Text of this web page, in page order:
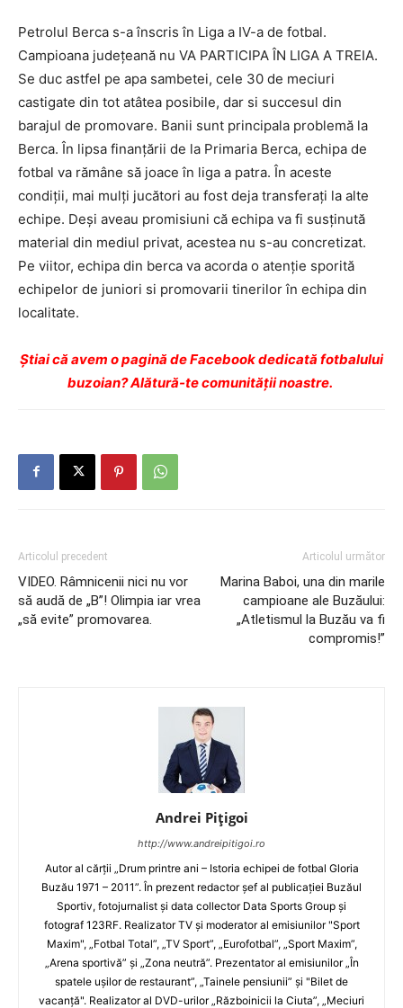
Petrolul Berca s-a înscris în Liga a IV-a de fotbal.
Campioana judeţeană nu VA PARTICIPA ÎN LIGA A TREIA.
Se duc astfel pe apa sambetei, cele 30 de meciuri
castigate din tot atâtea posibile, dar si succesul din
barajul de promovare. Banii sunt principala problemă la
Berca. În lipsa finanţării de la Primaria Berca, echipa de
fotbal va rămâne să joace în liga a patra. În aceste
condiții, mai mulţi jucători au fost deja transferaţi la alte
echipe. Deşi aveau promisiuni că echipa va fi susţinută
material din mediul privat, acestea nu s-au concretizat.
Pe viitor, echipa din berca va acorda o atenție sporită
echipelor de juniori si promovarii tinerilor în echipa din
localitate.
Ştiai că avem o pagină de Facebook dedicată fotbalului
buzoian? Alătură-te comunității noastre.
Articolul precedent
VIDEO. Râmnicenii nici nu vor
să audă de „B”! Olimpia iar vrea
„să evite” promovarea.
Articolul următor
Marina Baboi, una din marile
campioane ale Buzăului:
„Atletismul la Buzău va fi
compromis!”
Andrei Pițigoi
http://www.andreipitigoi.ro
Autor al cărţii „Drum printre ani – Istoria echipei de fotbal Gloria
Buzău 1971 – 2011”. În prezent redactor şef al publicaţiei Buzăul
Sportiv, fotojurnalist şi data collector Data Sports Group şi
fotograf 123RF. Realizator TV şi moderator al emisiunilor "Sport
Maxim", „Fotbal Total”, „TV Sport”, „Eurofotbal”, „Sport Maxim”,
„Arena sportivă” şi „Zona neutră”. Prezentator al emisiunilor „În
spatele uşilor de restaurant”, „Tainele pensiunii” şi "Bilet de
vacanţă". Realizator al DVD-urilor „Războinicii la Ciuta”, „Meciuri